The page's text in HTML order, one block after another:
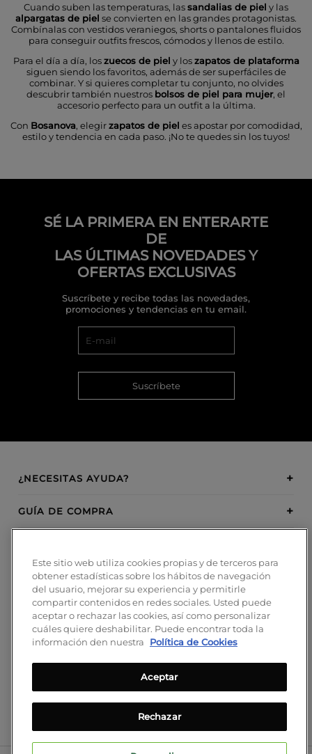
Cuando suben las temperaturas, lassandalias de piel y las
alpargatas de piel se convierten en las grandes protagonistas.
Combínalas con vestidos veraniegos, shorts o pantalones fluidos
para conseguir outfits frescos, cómodos y llenos de estilo.
Para el día a día, loszuecos de piel y loszapatos de plataforma
siguen siendo los favoritos, además de ser superfáciles de
combinar. Y si quieres completar tu conjunto, no olvides
descubrir también nuestros bolsos de piel para mujer, el
accesorio perfecto para un outfit a la última.
Con Bosanova, elegirzapatos de piel es apostar por comodidad,
estilo y tendencia en cada paso. ¡No te quedes sin los tuyos!
SÉ LA PRIMERA EN ENTERARTE
DE
LAS ÚLTIMAS NOVEDADES Y
OFERTAS EXCLUSIVAS
Suscríbete y recibe todas las novedades,
promociones y tendencias en tu email.
Suscríbete
¿NECESITAS AYUDA?
GUÍA DE COMPRA
INSPIRATION
MÉTODOS DE PAGO
Blog
Este sitio web utiliza cookies propias y de terceros para
obtener estadísticas sobre los hábitos de navegación
del usuario, mejorar su experiencia y permitirle
compartir contenidos en redes sociales. Usted puede
aceptar o rechazar las cookies, así como personalizar
cuáles quiere deshabilitar. Puede encontrar toda la
información den nuestra
Política de Cookies
Rechazar
Aceptar